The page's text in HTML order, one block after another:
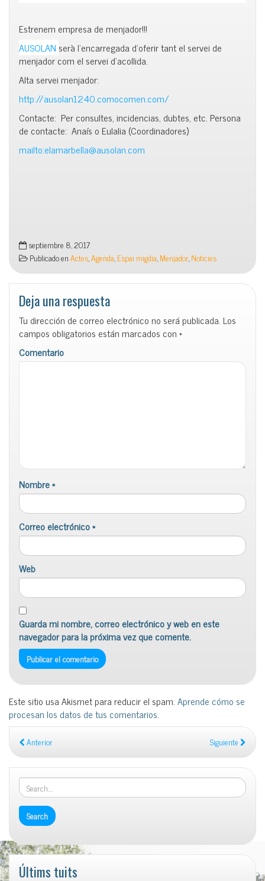
Estrenem empresa de menjador!!!
AUSOLAN serà l’encarregada d’oferir tant el servei de
menjador com el servei d’acollida.
Alta servei menjador:
http://ausolan1240.comocomen.com/
Contacte: Per consultes, incidencias, dubtes, etc. Persona
de contacte: Anaís o Eulalia (Coordinadores)
mailto:elamarbella@ausolan.com
septiembre 8, 2017
Publicado enActes,Agenda,Espai migdia,Menjador,Noticies
Deja una respuesta
Tu dirección de correo electrónico no será publicada. Los
campos obligatorios están marcados con*
Comentario
Nombre*
Correo electrónico*
Web
Guarda mi nombre, correo electrónico y web en este
navegador para la próxima vez que comente.
Este sitio usa Akismet para reducir el spam.Aprende cómo se
procesan los datos de tus comentarios.
Anterior Siguiente
Últims tuits